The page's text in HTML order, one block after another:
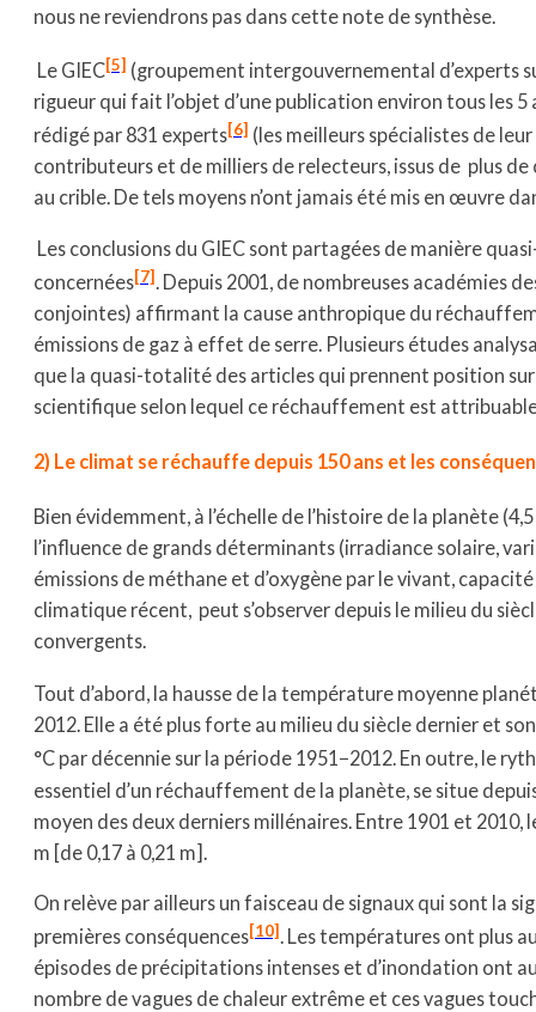
nous ne reviendrons pas dans cette note de synthèse.
Le GIEC[5] (groupement intergouvernemental d’experts
rigueur qui fait l’objet d’une publication environ tous les 5
rédigé par 831 experts[6] (les meilleurs spécialistes de
contributeurs et de milliers de relecteurs, issus de plus
au crible. De tels moyens n’ont jamais été mis en œuvre
Les conclusions du GIEC sont partagées de manière
concernées[7]. Depuis 2001, de nombreuses académies
conjointes) affirmant la cause anthropique du
émissions de gaz à effet de serre. Plusieurs études
que la quasi-totalité des articles qui prennent position
scientifique selon lequel ce réchauffement est
2) Le climat se réchauffe depuis 150 ans et les
Bien évidemment, à l’échelle de l’histoire de la planète
l’influence de grands déterminants (irradiance solaire,
émissions de méthane et d’oxygène par le vivant,
climatique récent, peut s’observer depuis le milieu du
convergents.
Tout d’abord, la hausse de la température moyenne
2012. Elle a été plus forte au milieu du siècle dernier et
°C par décennie sur la période 1951−2012. En outre, le
essentiel d’un réchauffement de la planète, se situe
moyen des deux derniers millénaires. Entre 1901 et 2010,
m [de 0,17 à 0,21 m].
On relève par ailleurs un faisceau de signaux qui sont la
premières conséquences[10]. Les températures ont plus
épisodes de précipitations intenses et d’inondation ont
nombre de vagues de chaleur extrême et ces vagues